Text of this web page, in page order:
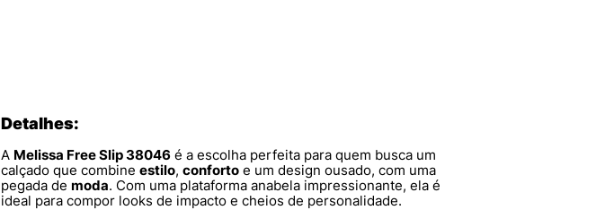
Detalhes:
A Melissa Free Slip 38046 é a escolha perfeita para quem busca um
calçado que combine estilo, conforto e um design ousado, com uma
pegada de moda. Com uma plataforma anabela impressionante, ela é
ideal para compor looks de impacto e cheios de personalidade.